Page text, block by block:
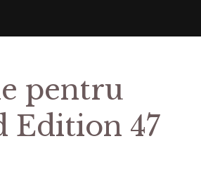
pentru
Edition 47